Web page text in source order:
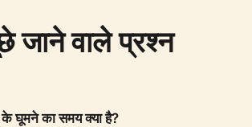
जाने वाले प्रश्न
के घूमने का समय क्या है?